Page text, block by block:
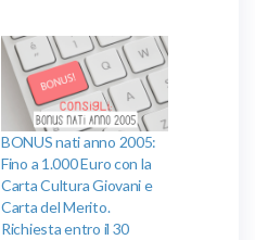
BONUS nati anno 2005:
Fino a 1.000 Euro con la
Carta Cultura Giovani e
Carta del Merito.
Richiesta entro il 30